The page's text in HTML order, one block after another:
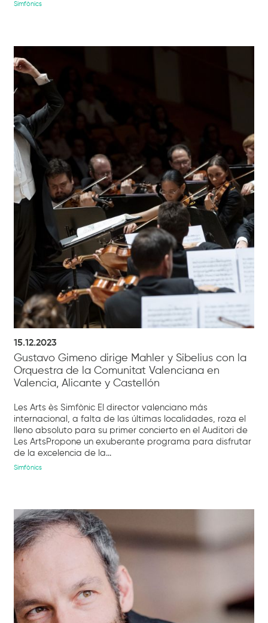
Simfònics
15.12.2023
Gustavo Gimeno dirige Mahler y Sibelius con la
Orquestra de la Comunitat Valenciana en
Valencia, Alicante y Castellón
Les Arts ès Simfònic El director valenciano más
internacional, a falta de las últimas localidades, roza el
lleno absoluto para su primer concierto en el Auditori de
Les ArtsPropone un exuberante programa para disfrutar
de la excelencia de la...
Simfònics